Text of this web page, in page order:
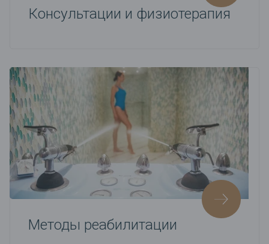
Консультации и физиотерапия
Методы реабилитации